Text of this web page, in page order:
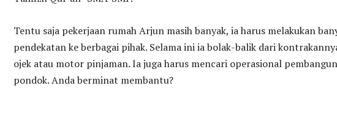
Tentu saja pekerjaan rumah Arjun masih banyak, ia harus melakukan
pendekatan ke berbagai pihak. Selama ini ia bolak-balik dari
ojek atau motor pinjaman. Ia juga harus mencari operasional
pondok. Anda berminat membantu?